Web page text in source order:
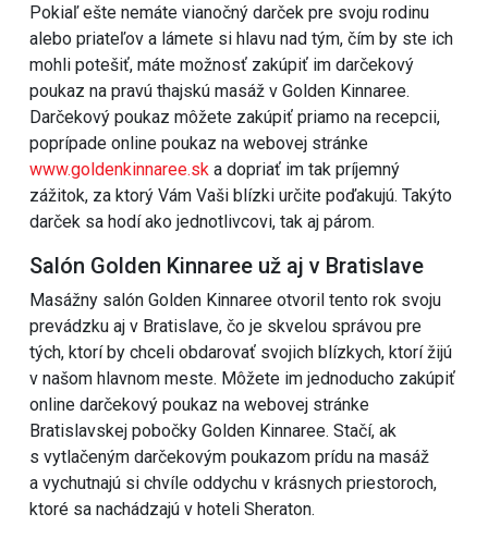
Pokiaľ ešte nemáte vianočný darček pre svoju rodinu
alebo priateľov a lámete si hlavu nad tým, čím by ste ich
mohli potešiť, máte možnosť zakúpiť im darčekový
poukaz na pravú thajskú masáž v Golden Kinnaree.
Darčekový poukaz môžete zakúpiť priamo na recepcii,
poprípade online poukaz na webovej stránke
www.goldenkinnaree.sk a dopriať im tak príjemný
zážitok, za ktorý Vám Vaši blízki určite poďakujú. Takýto
darček sa hodí ako jednotlivcovi, tak aj párom.
Salón Golden Kinnaree už aj v Bratislave
Masážny salón Golden Kinnaree otvoril tento rok svoju
prevádzku aj v Bratislave, čo je skvelou správou pre
tých, ktorí by chceli obdarovať svojich blízkych, ktorí žijú
v našom hlavnom meste. Môžete im jednoducho zakúpiť
online darčekový poukaz na webovej stránke
Bratislavskej pobočky Golden Kinnaree. Stačí, ak
s vytlačeným darčekovým poukazom prídu na masáž
a vychutnajú si chvíle oddychu v krásnych priestoroch,
ktoré sa nachádzajú v hoteli Sheraton.